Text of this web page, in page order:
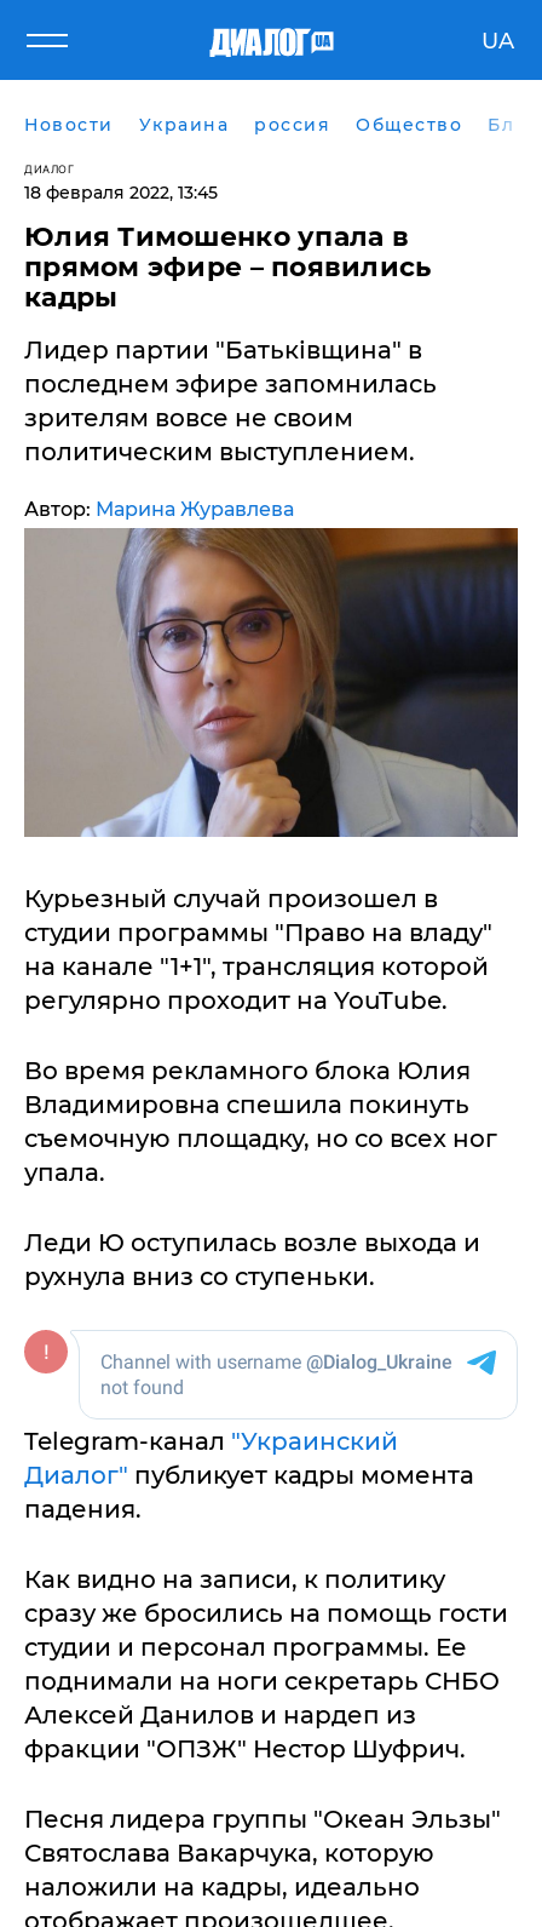
UA
Новости Украина россия Общество
ДИАЛОГ
18 февраля 2022, 13:45
Юлия Тимошенко упала в
прямом эфире – появились
кадры
Лидер партии "Батьківщина" в
последнем эфире запомнилась
зрителям вовсе не своим
политическим выступлением.
Автор: Марина Журавлева
Курьезный случай произошел в
студии программы "Право на владу"
на канале "1+1", трансляция которой
регулярно проходит на YouTube.
Во время рекламного блока Юлия
Владимировна спешила покинуть
съемочную площадку, но со всех ног
упала.
Леди Ю оступилась возле выхода и
рухнула вниз со ступеньки.
Telegram-канал "Украинский
Диалог" публикует кадры момента
падения.
Как видно на записи, к политику
сразу же бросились на помощь гости
студии и персонал программы. Ее
поднимали на ноги секретарь СНБО
Алексей Данилов и нардеп из
фракции "ОПЗЖ" Нестор Шуфрич.
Песня лидера группы "Океан Эльзы"
Святослава Вакарчука, которую
наложили на кадры, идеально
отображает произошедшее.